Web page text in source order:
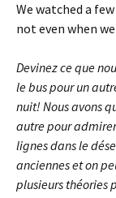
We watched a
not even when
Devinez ce que
le bus pour un
nuit! Nous avons
autre pour
lignes dans le
anciennes et on
plusieurs théories